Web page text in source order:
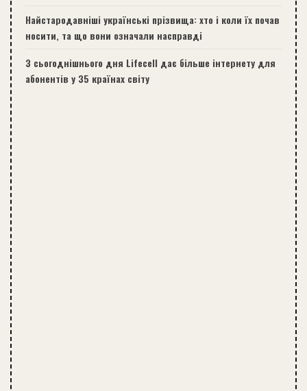
Найстародавніші українські прізвища: хто і коли їх почав
носити, та що вони означали насправді
З сьогоднішнього дня Lifecell дає більше інтернету для
абонентів у 35 країнах світу